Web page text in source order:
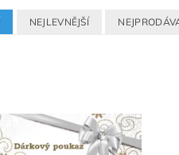
NEJLEVNĚJŠÍ